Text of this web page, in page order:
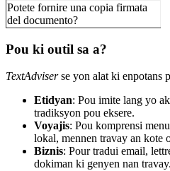
Potete fornire una copia firmata
del documento?
Pou ki outil sa a?
TextAdviserse yon alat ki enpotans
Etidyan: Pou imite lang yo
tradiksyon pou eksere.
Voyajis: Pou komprensi
lokal, mennen travay an kote
Biznis: Pour tradui email,
dokiman ki genyen nan travay.